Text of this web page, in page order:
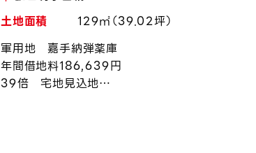
土地面積
129㎡（39.02坪）
軍用地 嘉手納弾薬庫
年間借地料186,639円
39倍 宅地見込地